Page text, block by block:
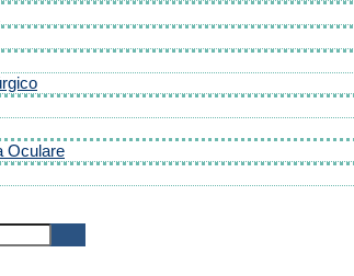
Oculare